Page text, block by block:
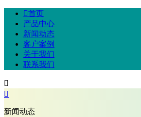
首页
产品中心
新闻动态
客户案例
关于我们
联系我们


新闻动态